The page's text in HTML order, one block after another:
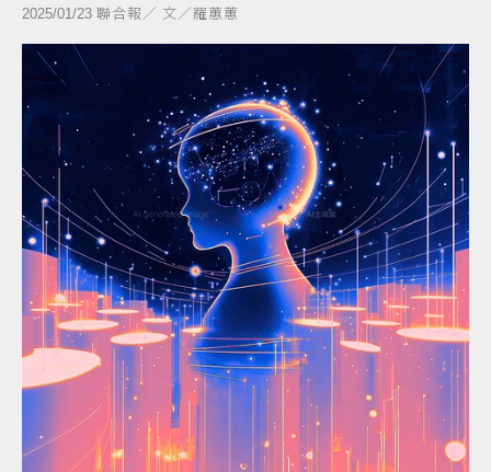
2025/01/23 聯合報／ 文／羅蕙蕙